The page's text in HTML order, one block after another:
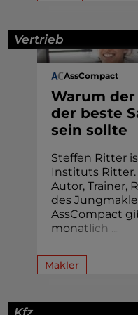
Vertrieb
AssCompact
Warum
der beste
sein sollte
Steffen Ritter
Instituts
Autor, Trainer,
des
AssCompact
monatlich
Makler
Kfz